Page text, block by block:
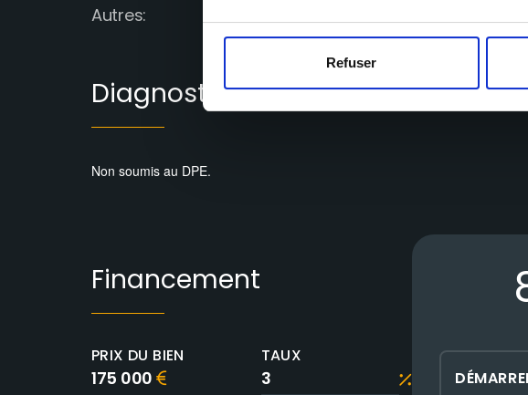
Refuser
Autres:
Diagnostics
Non soumis au DPE.
Financement
PRIX DU BIEN
175 000
TAUX